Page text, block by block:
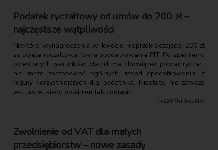
Podatek ryczałtowy od umów do 200 zł –
najczęstsze wątpliwości
Niektóre wynagrodzenia w kwocie nieprzekraczającej 200 zł
są objęte ryczałtową formą opodatkowania PIT. Po spełnieniu
określonych warunków płatnik ma obowiązek pobrać ryczałt,
nie może zastosować ogólnych zasad opodatkowania, z
reguły korzystniejszych dla podatnika. Niestety, nie zawsze
jest jasne, kiedy powinien tak postąpić.
⇒ CZYTAJ DALEJ ⇐
Zwolnienie od VAT dla małych
przedsiębiorstw – nowe zasady